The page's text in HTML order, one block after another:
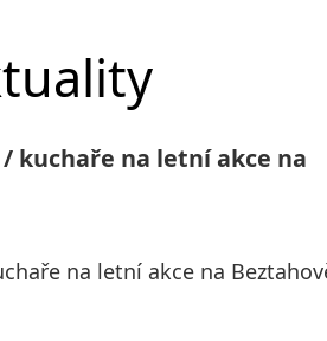
kuchaře na letní akce na
na letní akce na